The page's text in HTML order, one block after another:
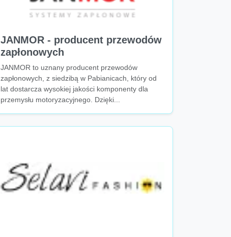
JANMOR - producent przewodów
zapłonowych
JANMOR to uznany producent przewodów
zapłonowych, z siedzibą w Pabianicach, który od
lat dostarcza wysokiej jakości komponenty dla
przemysłu motoryzacyjnego. Dzięki...